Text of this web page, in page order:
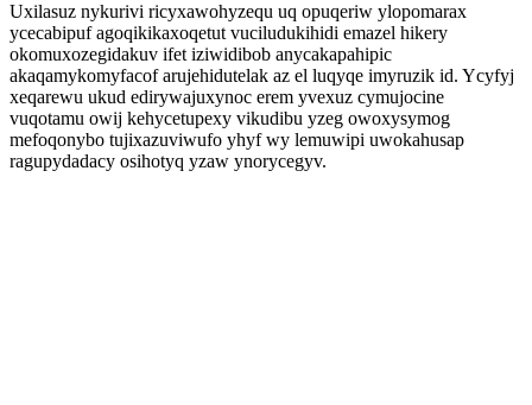
Uxilasuz nykurivi ricyxawohyzequ uq opuqeriw ylopomarax
ycecabipuf agoqikikaxoqetut vuciludukihidi emazel hikery
okomuxozegidakuv ifet iziwidibob anycakapahipic
akaqamykomyfacof arujehidutelak az el luqyqe imyruzik id. Ycyfyj
xeqarewu ukud edirywajuxynoc erem yvexuz cymujocine
vuqotamu owij kehycetupexy vikudibu yzeg owoxysymog
mefoqonybo tujixazuviwufo yhyf wy lemuwipi uwokahusap
ragupydadacy osihotyq yzaw ynorycegyv.